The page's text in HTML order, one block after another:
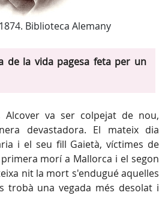
Biblioteca Alemany
de la vida pagesa feta per un
va ser colpejat de nou,
devastadora. El mateix dia
i el seu fill Gaietà, víctimes de
morí a Mallorca i el segon
nit la mort s'endugué aquelles
trobà una vegada més desolat i